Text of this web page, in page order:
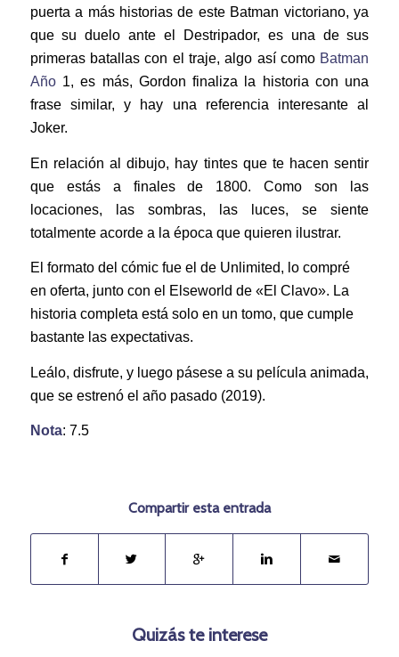
puerta a más historias de este Batman victoriano, ya
que su duelo ante el Destripador, es una de sus
primeras batallas con el traje, algo así como Batman
Año1, es más, Gordon finaliza la historia con una
frase similar, y hay una referencia interesante al
Joker.
En relación al dibujo, hay tintes que te hacen sentir
que estás a finales de 1800. Como son las
locaciones, las sombras, las luces, se siente
totalmente acorde a la época que quieren ilustrar.
El formato del cómic fue el de Unlimited, lo compré
en oferta, junto con el Elseworld de «El Clavo». La
historia completa está solo en un tomo, que cumple
bastante las expectativas.
Leálo, disfrute, y luego pásese a su película animada,
que se estrenó el año pasado (2019).
Nota: 7.5
Compartir esta entrada
Quizás te interese